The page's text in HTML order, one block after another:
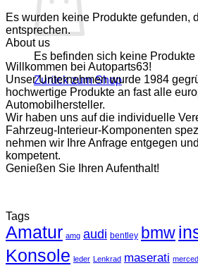
Es befinden sich keine Produkte
Zurück zum Shop
Es wurden keine Produkte gefunden,
entsprechen.
About us
Willkommen bei Autoparts63!
Unser Unternehmen wurde 1984
hochwertige Produkte an fast alle
Automobilhersteller.
Wir haben uns auf die individuelle
Fahrzeug-Interieur-Komponenten
nehmen wir Ihre Anfrage entgegen
kompetent.
Genießen Sie Ihren Aufenthalt!
Tags
Amatur amg audi bentley bmw
Konsole leder Lenkrad maserati